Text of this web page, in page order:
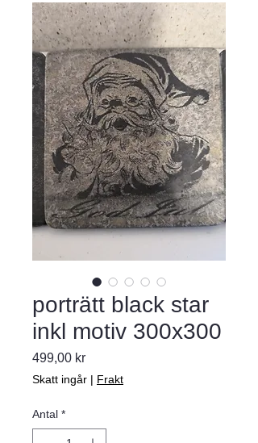
porträtt black star
inkl motiv 300x300
499,00 krPris
Skatt ingår | Frakt
Antal *